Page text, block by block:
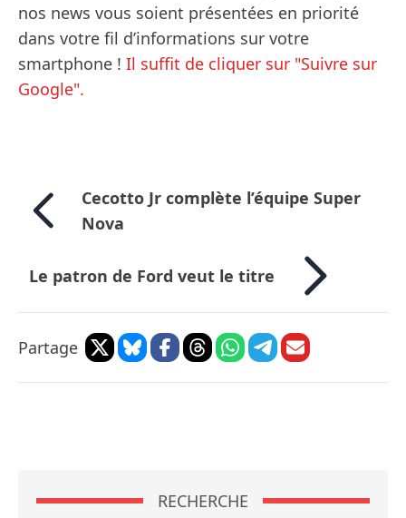
nos news vous soient présentées en priorité
dans votre fil d’informations sur votre
smartphone ! Il suffit de cliquer sur "Suivre sur
Google".
Cecotto Jr complète l’équipe Super
Nova
Le patron de Ford veut le titre
Partage
RECHERCHE